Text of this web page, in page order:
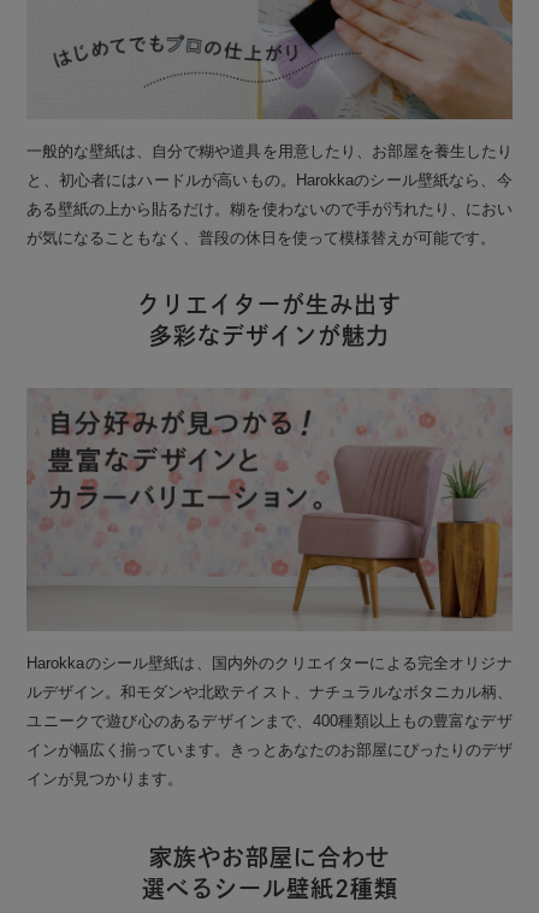
一般的な壁紙は、自分で糊や道具を用意したり、お部屋を養生したり
と、初心者にはハードルが高いもの。Harokkaのシール壁紙なら、今
ある壁紙の上から貼るだけ。糊を使わないので手が汚れたり、におい
が気になることもなく、普段の休日を使って模様替えが可能です。
クリエイターが生み出す
多彩なデザインが魅力
Harokkaのシール壁紙は、国内外のクリエイターによる完全オリジナ
ルデザイン。和モダンや北欧テイスト、ナチュラルなボタニカル柄、
ユニークで遊び心のあるデザインまで、400種類以上もの豊富なデザ
インが幅広く揃っています。きっとあなたのお部屋にぴったりのデザ
インが見つかります。
家族やお部屋に合わせ
選べるシール壁紙2種類